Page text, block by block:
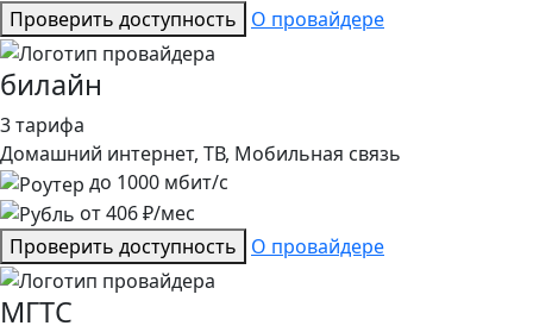
Проверить доступность
О провайдере
билайн
3 тарифа
Домашний интернет, ТВ, Мобильная связь
до 1000 мбит/с
от406₽/мес
Проверить доступность
О провайдере
МГТС